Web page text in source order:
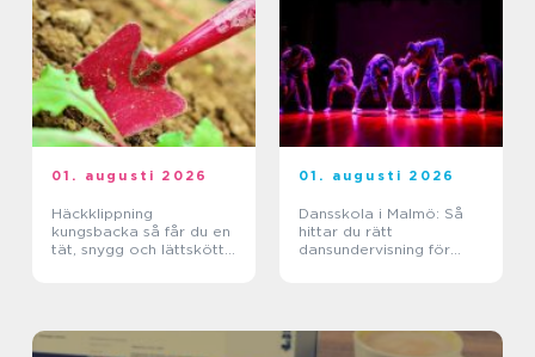
01. augusti 2026
Häckklippning
kungsbacka så får du en
tät, snygg och lättskött
01. augusti 2026
Dansskola i Malmö: Så
hittar du rätt
dansundervisning för